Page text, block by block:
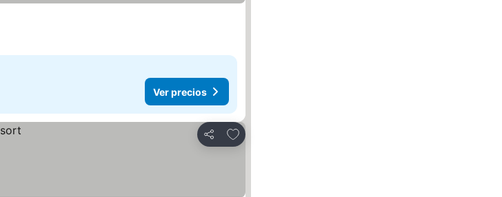
Ver precios
Compartir
Añadir a favoritos